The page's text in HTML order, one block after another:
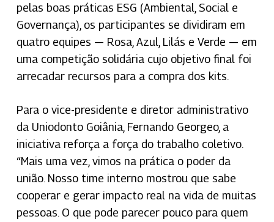
pelas boas práticas ESG (Ambiental, Social e
Governança), os participantes se dividiram em
quatro equipes — Rosa, Azul, Lilás e Verde — em
uma competição solidária cujo objetivo final foi
arrecadar recursos para a compra dos kits.
Para o vice-presidente e diretor administrativo
da Uniodonto Goiânia, Fernando Georgeo, a
iniciativa reforça a força do trabalho coletivo.
“Mais uma vez, vimos na prática o poder da
união. Nosso time interno mostrou que sabe
cooperar e gerar impacto real na vida de muitas
pessoas. O que pode parecer pouco para quem